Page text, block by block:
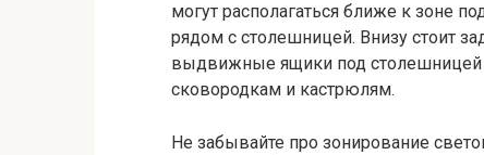
могут располагаться ближе к зоне
рядом с столешницей. Внизу стоит
выдвижные ящики под столешницей
сковородкам и кастрюлям.
Не забывайте про зонирование